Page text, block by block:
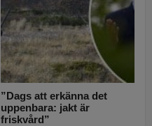
”Dags att erkänna det
uppenbara: jakt är
friskvård”